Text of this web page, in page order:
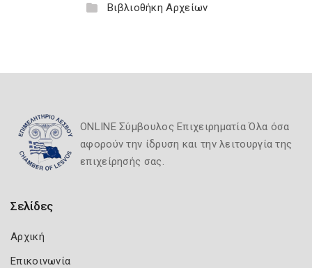
Βιβλιοθήκη Αρχείων
ONLINE Σύμβουλος Επιχειρηματία Όλα όσα
αφορούν την ίδρυση και την λειτουργία της
επιχείρησής σας.
Σελίδες
Αρχική
Επικοινωνία